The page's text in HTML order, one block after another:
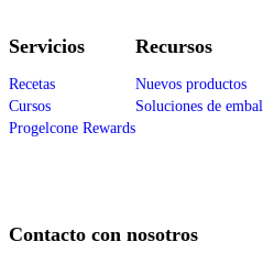
Servicios
Recetas
Cursos
Progelcone Rewards
Recursos
Nuevos productos
Soluciones de
Contacto con nosotros